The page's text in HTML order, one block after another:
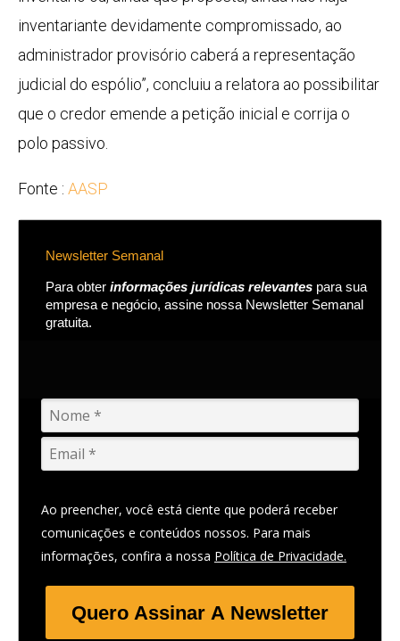
inventariante devidamente compromissado, ao
administrador provisório caberá a representação
judicial do espólio”, concluiu a relatora ao possibilitar
que o credor emende a petição inicial e corrija o
polo passivo.
Fonte : AASP
Newsletter Semanal
Para obter informações jurídicas relevantes para sua
empresa e negócio, assine nossa Newsletter Semanal
gratuita.
Ao preencher, você está ciente que poderá receber
comunicações e conteúdos nossos. Para mais
informações, confira a nossa Política de Privacidade.
Quero Assinar A Newsletter